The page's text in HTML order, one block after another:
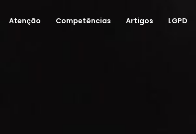
Atenção Competências Artigos LGPD